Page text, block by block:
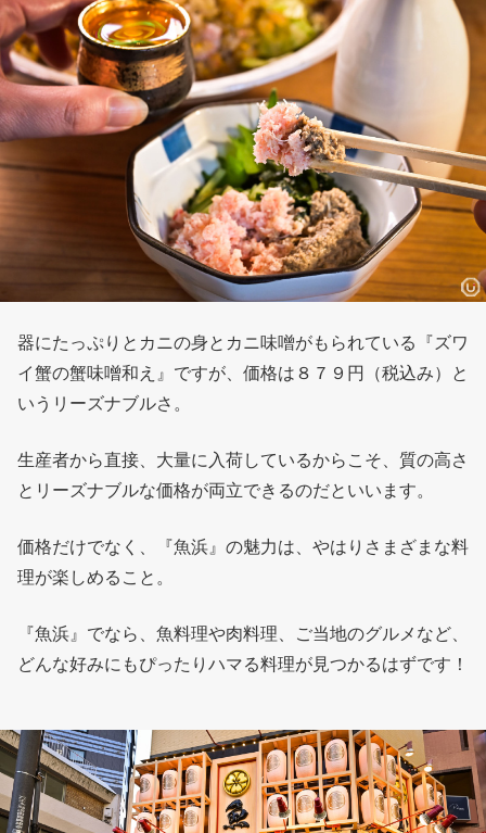
器にたっぷりとカニの身とカニ味噌がもられている『ズワ
イ蟹の蟹味噌和え』ですが、価格は８７９円（税込み）と
いうリーズナブルさ。
生産者から直接、大量に入荷しているからこそ、質の高さ
とリーズナブルな価格が両立できるのだといいます。
価格だけでなく、『魚浜』の魅力は、やはりさまざまな料
理が楽しめること。
『魚浜』でなら、魚料理や肉料理、ご当地のグルメなど、
どんな好みにもぴったりハマる料理が見つかるはずです！